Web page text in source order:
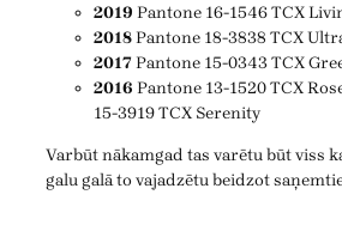
2019 Pantone 16-1546 TCX
2018Pantone 18-3838 TCX
2017Pantone 15-0343 TCX
2016 Pantone 13-1520 TCX
15-3919 TCX Serenity
Varbūt nākamgad tas varētu būt viss
galu galā to vajadzētu beidzot